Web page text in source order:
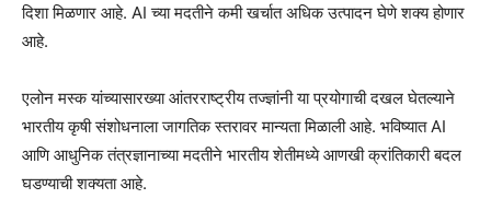
दिशा मिळणार आहे. AI च्या मदतीने कमी खर्चात अधिक उत्पादन घेणे शक्य होणार
आहे.
एलोन मस्क यांच्यासारख्या आंतरराष्ट्रीय तज्ज्ञांनी या प्रयोगाची दखल घेतल्याने
भारतीय कृषी संशोधनाला जागतिक स्तरावर मान्यता मिळाली आहे. भविष्यात AI
आणि आधुनिक तंत्रज्ञानाच्या मदतीने भारतीय शेतीमध्ये आणखी क्रांतिकारी बदल
घडण्याची शक्यता आहे.